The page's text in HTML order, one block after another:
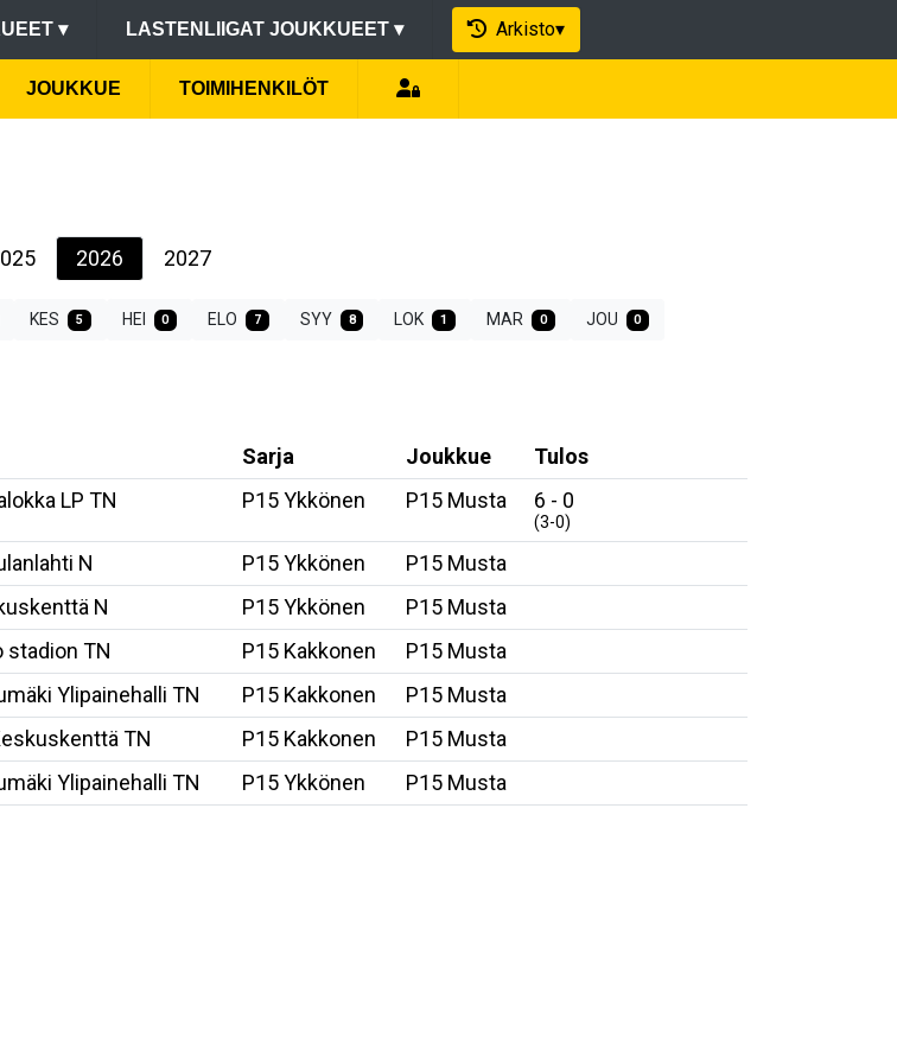
▾ LASTENLIIGAT JOUKKUEET ▾ Arkisto▾
JOUKKUE TOIMIHENKILÖT
2026 2027
KES 5 HEI 0 ELO 7 SYY 8 LOK 1 MAR 0 JOU 0
Sarja Joukkue
Tulos
LP TN P15 Ykkönen P15 Musta 6 - 0
(3-0)
N P15 Ykkönen
P15 Musta
N P15 Ykkönen
P15 Musta
stadion TN P15 Kakkonen
P15 Musta
Ylipainehalli TN P15 Kakkonen
P15 Musta
TN P15 Kakkonen
P15 Musta
Ylipainehalli TN P15 Ykkönen P15 Musta